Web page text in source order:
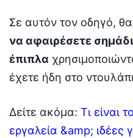
Σε αυτόν τον οδηγό,
να αφαιρέσετε
έπιπλα
έχετε ήδη στο
Δείτε ακόμα: Τι είναι
εργαλεία &amp; ιδέες